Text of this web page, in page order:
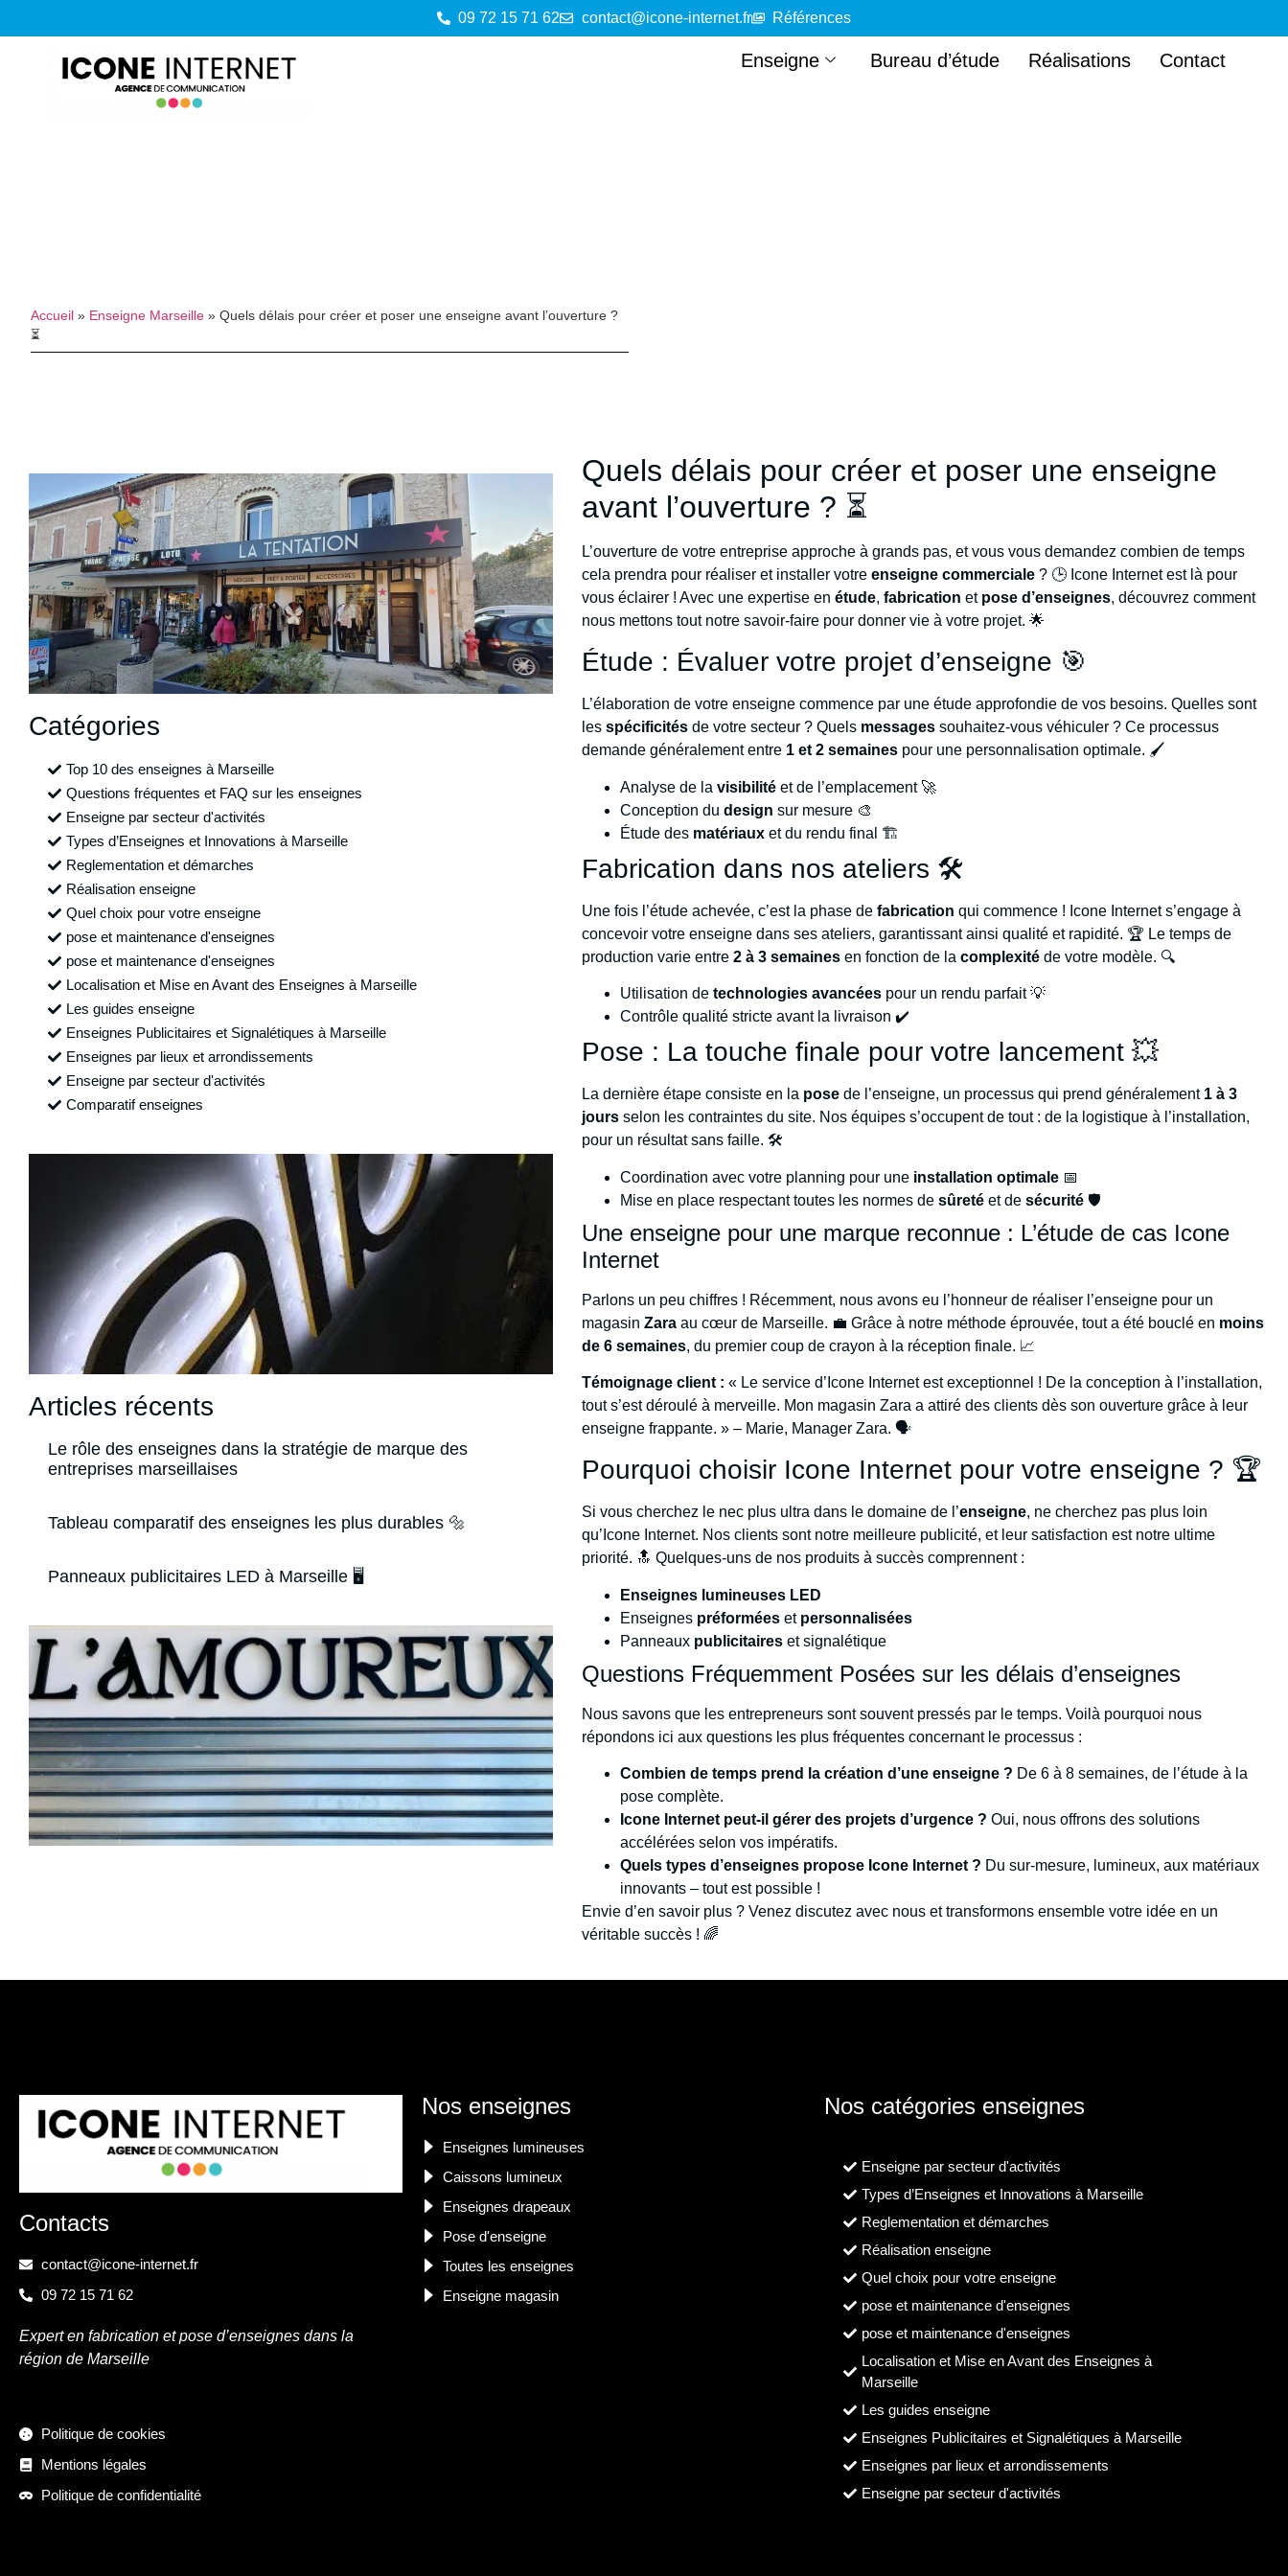
09 72 15 71 62 contact@icone-internet.fr Références
Enseigne Bureau d’étude Réalisations Contact
Accueil » Enseigne Marseille » Quels délais pour créer et poser une enseigne avant l’ouverture ?
⏳
Catégories
Top 10 des enseignes à Marseille
Questions fréquentes et FAQ sur les enseignes
Enseigne par secteur d'activités
Types d’Enseignes et Innovations à Marseille
Reglementation et démarches
Réalisation enseigne
Quel choix pour votre enseigne
pose et maintenance d'enseignes
pose et maintenance d'enseignes
Localisation et Mise en Avant des Enseignes à Marseille
Les guides enseigne
Enseignes Publicitaires et Signalétiques à Marseille
Enseignes par lieux et arrondissements
Enseigne par secteur d'activités
Comparatif enseignes
Articles récents
Le rôle des enseignes dans la stratégie de marque des
entreprises marseillaises
Tableau comparatif des enseignes les plus durables 🔩
Panneaux publicitaires LED à Marseille 🖥️
Quels délais pour créer et poser une enseigne
avant l’ouverture ? ⏳
L’ouverture de votre entreprise approche à grands pas, et vous vous demandez combien de temps
cela prendra pour réaliser et installer votreenseigne commerciale ? 🕒 Icone Internet est là pour
vous éclairer ! Avec une expertise enétude,fabrication et pose d’enseignes, découvrez comment
nous mettons tout notre savoir-faire pour donner vie à votre projet. 🌟
Étude : Évaluer votre projet d’enseigne 🎯
L’élaboration de votre enseigne commence par une étude approfondie de vos besoins. Quelles sont
lesspécificités de votre secteur ? Quels messages souhaitez-vous véhiculer ? Ce processus
demande généralement entre 1 et 2 semaines pour une personnalisation optimale. 🖌️
Analyse de lavisibilité et de l’emplacement 🚀
Conception dudesign sur mesure 🎨
Étude des matériaux et du rendu final 🏗️
Fabrication dans nos ateliers 🛠️
Une fois l’étude achevée, c’est la phase defabrication qui commence ! Icone Internet s’engage à
concevoir votre enseigne dans ses ateliers, garantissant ainsi qualité et rapidité. 🏆 Le temps de
production varie entre2 à 3 semaines en fonction de lacomplexité de votre modèle. 🔍
Utilisation detechnologies avancées pour un rendu parfait 💡
Contrôle qualité stricte avant la livraison ✔️
Pose : La touche finale pour votre lancement 💥
La dernière étape consiste en la pose de l’enseigne, un processus qui prend généralement 1 à 3
jours selon les contraintes du site. Nos équipes s’occupent de tout : de la logistique à l’installation,
pour un résultat sans faille. 🛠️
Coordination avec votre planning pour une installation optimale 📅
Mise en place respectant toutes les normes desûreté et desécurité 🛡️
Une enseigne pour une marque reconnue : L’étude de cas Icone
Internet
Parlons un peu chiffres ! Récemment, nous avons eu l’honneur de réaliser l’enseigne pour un
magasinZara au cœur de Marseille. 💼 Grâce à notre méthode éprouvée, tout a été bouclé en moins
de 6 semaines, du premier coup de crayon à la réception finale. 📈
Témoignage client : « Le service d’Icone Internet est exceptionnel ! De la conception à l’installation,
tout s’est déroulé à merveille. Mon magasin Zara a attiré des clients dès son ouverture grâce à leur
enseigne frappante. » – Marie, Manager Zara. 🗣️
Pourquoi choisir Icone Internet pour votre enseigne ? 🏆
Si vous cherchez le nec plus ultra dans le domaine de l’enseigne, ne cherchez pas plus loin
qu’Icone Internet. Nos clients sont notre meilleure publicité, et leur satisfaction est notre ultime
priorité. 🔝 Quelques-uns de nos produits à succès comprennent :
Enseignes lumineuses LED
Enseignes préformées et personnalisées
Panneaux publicitaires et signalétique
Questions Fréquemment Posées sur les délais d’enseignes
Nous savons que les entrepreneurs sont souvent pressés par le temps. Voilà pourquoi nous
répondons ici aux questions les plus fréquentes concernant le processus :
Combien de temps prend la création d’une enseigne ? De 6 à 8 semaines, de l’étude à la
pose complète.
Icone Internet peut-il gérer des projets d’urgence ? Oui, nous offrons des solutions
accélérées selon vos impératifs.
Quels types d’enseignes propose Icone Internet ? Du sur-mesure, lumineux, aux matériaux
innovants – tout est possible !
Envie d’en savoir plus ? Venez discutez avec nous et transformons ensemble votre idée en un
véritable succès ! 🌈
Contacts
contact@icone-internet.fr
09 72 15 71 62
Expert en fabrication et pose d’enseignes dans la
région de Marseille
Politique de cookies
Mentions légales
Politique de confidentialité
Nos enseignes
Enseignes lumineuses
Caissons lumineux
Enseignes drapeaux
Pose d'enseigne
Toutes les enseignes
Enseigne magasin
Nos catégories enseignes
Enseigne par secteur d'activités
Types d’Enseignes et Innovations à Marseille
Reglementation et démarches
Réalisation enseigne
Quel choix pour votre enseigne
pose et maintenance d'enseignes
pose et maintenance d'enseignes
Localisation et Mise en Avant des Enseignes à
Marseille
Les guides enseigne
Enseignes Publicitaires et Signalétiques à Marseille
Enseignes par lieux et arrondissements
Enseigne par secteur d'activités